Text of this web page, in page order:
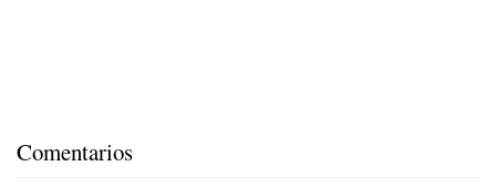
Comentarios